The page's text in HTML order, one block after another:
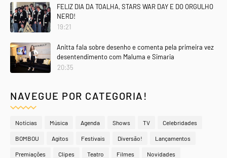
FELIZ DIA DA TOALHA, STARS WAR DAY E DO ORGULHO
NERD!
19:21
Anitta fala sobre desenho e comenta pela primeira vez
desentendimento com Maluma e Simaria
20:35
NAVEGUE POR CATEGORIA!
Notícias Música Agenda Shows TV Celebridades
BOMBOU Agitos Festivais Diversão! Lançamentos
Premiações Clipes Teatro Filmes Novidades